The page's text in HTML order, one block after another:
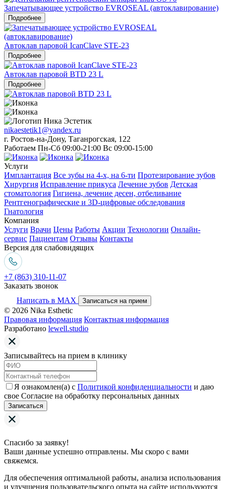
Запечатывающее устройство EVROSEAL (автоклавирование)
Подробнее
Автоклав паровой IcanClave STE-23
Подробнее
Автоклав паровой BTD 23 L
Подробнее
nikaestetik1@yandex.ru
г. Ростов-на-Дону, Таганрогская, 122
Работаем Пн-Сб 09:00-21:00 Вс 09:00-15:00
Услуги
Имплантация Все зубы на 4-х, на 6-ти Протезирование зубов
Хирургия Исправление прикуса Лечение зубов Детская
стоматология Гигиена, лечение десен, отбеливание
Рентгенографические и 3D-цифровые обследования
Гнатология
Компания
Услуги Врачи Цены Работы Акции Технологии Онлайн-
сервис Пациентам Отзывы Контакты
Версия для слабовидящих
+7 (863) 310-11-07
Заказать звонок
Написать в MAX
Записаться на прием
© 2026 Nika Esthetic
Правовая информация Контактная информация
Разработано lewell.studio
Записывайтесь на прием в клинику
Я ознакомлен(а) с Политикой конфиденциальности и даю
свое Согласие на обработку персональных данных
Записаться
Спасибо за заявку!
Ваши данные успешно отправлены. Мы скоро с вами
свяжемся.
Для обеспечения оптимальной работы, анализа использования
и улучшения пользовательского опыта на сайте используются